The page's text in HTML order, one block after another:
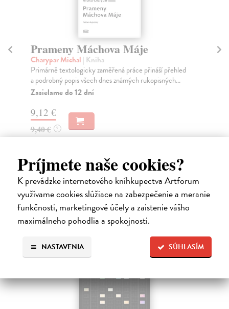
Príjmete naše cookies?
K prevádzke internetového kníhkupectva Artforum
využívame cookies slúžiace na zabezpečenie a meranie
funkčnosti, marketingové účely a zaistenie vášho
maximálneho pohodlia a spokojnosti.
SÚHLASÍM
NASTAVENIA
Prameny Máchova Máje
Charypar Michal | Kniha
Primárně textologicky zaměřená práce přináší přehled
a podrobný popis všech dnes známých rukopisných...
Zasielame do 12 dní
9,12 €
9,40 € ?
Ďalšie z kategórie poézia
novinka